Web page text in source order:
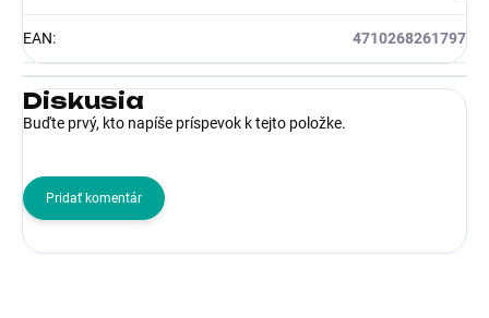
EAN: 4710268261797
Diskusia
Buďte prvý, kto napíše príspevok k tejto položke.
Pridať komentár